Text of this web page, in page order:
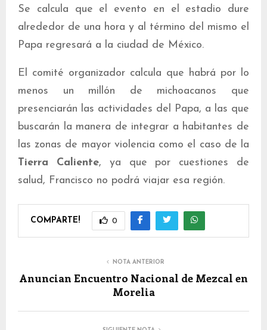
Se calcula que el evento en el estadio dure
alrededor de una hora y al término del mismo el
Papa regresará a la ciudad de México.
El comité organizador calcula que habrá por lo
menos un millón de michoacanos que
presenciarán las actividades del Papa, a las que
buscarán la manera de integrar a habitantes de
las zonas de mayor violencia como el caso de la
Tierra Caliente, ya que por cuestiones de
salud, Francisco no podrá viajar esa región.
COMPARTE! 0
NOTA ANTERIOR
Anuncian Encuentro Nacional de Mezcal en
Morelia